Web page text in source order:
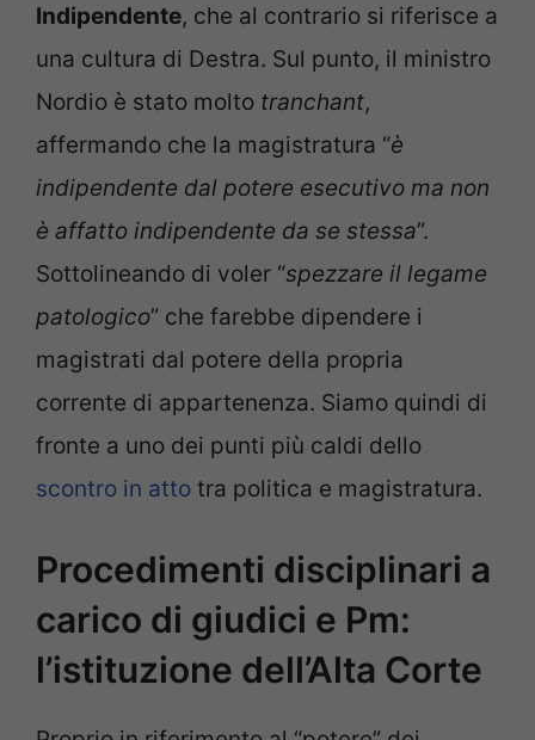
Indipendente, che al contrario si riferisce a
una cultura di Destra. Sul punto, il ministro
Nordio è stato molto tranchant,
affermando che la magistratura “è
indipendente dal potere esecutivo ma non
è affatto indipendente da se stessa”.
Sottolineando di voler “spezzare il legame
patologico” che farebbe dipendere i
magistrati dal potere della propria
corrente di appartenenza. Siamo quindi di
fronte a uno dei punti più caldi dello
scontro in atto tra politica e magistratura.
Procedimenti disciplinari a
carico di giudici e Pm:
l’istituzione dell’Alta Corte